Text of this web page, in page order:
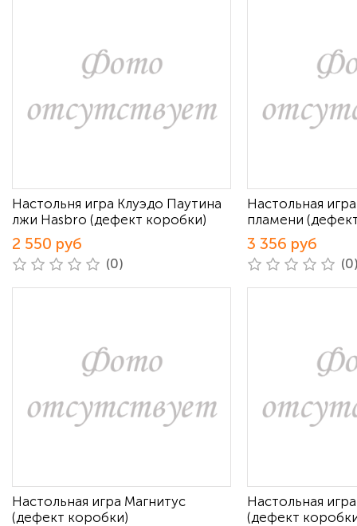
Настольня игра Клуэдо Паутина
лжи Hasbro (дефект коробки)
2 550 руб
(0)
Настольная
пламени
3 356 руб
Настольная игра Магнитус
(дефект коробки)
Настольная
(дефект